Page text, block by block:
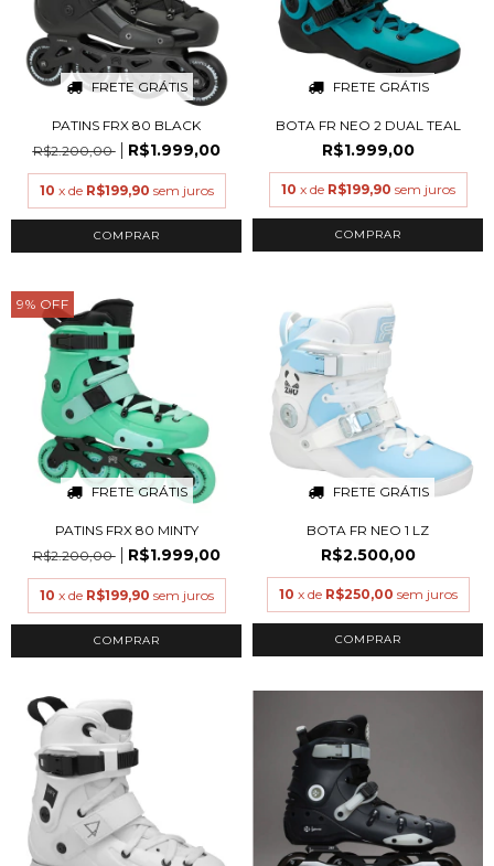
FRETE GRÁTIS
PATINS FRX 80 BLACK
R$2.200,00
R$1.999,00
10 x de R$199,90 sem juros
COMPRAR
FRETE GRÁTIS
BOTA FR NEO 2 DUAL TEAL
R$1.999,00
10 x de R$199,90 sem juros
COMPRAR
9% OFF
FRETE GRÁTIS
PATINS FRX 80 MINTY
R$2.200,00
R$1.999,00
10 x de R$199,90 sem juros
COMPRAR
FRETE GRÁTIS
BOTA FR NEO 1 LZ
R$2.500,00
10 x de R$250,00 sem juros
COMPRAR